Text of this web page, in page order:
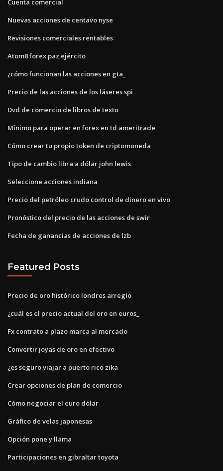
Cuenta comercial
Nuevas acciones de centavo nyse
Revisiones comerciales rentables
Atom8 forex paz ejército
¿cómo funcionan las acciones en gta_
Precio de las acciones de los láseres spi
Dvd de comercio de libros de texto
Mínimo para operar en forex en td ameritrade
Cómo crear tu propio token de criptomoneda
Tipo de cambio libra a dólar john lewis
Seleccione acciones indiana
Precio del petróleo crudo control de dinero en vivo
Pronóstico del precio de las acciones de swir
Fecha de ganancias de acciones de lzb
Featured Posts
Precio de oro histórico londres arreglo
¿cuál es el precio actual del oro en euros_
Fx contrato a plazo marca al mercado
Convertir joyas de oro en efectivo
¿es seguro viajar a puerto rico zika
Crear opciones de plan de comercio
Cómo negociar el euro dólar
Gráfico de velas japonesas
Opción pone y llama
Participaciones en gibraltar toyota